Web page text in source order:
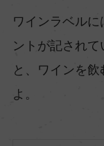
ワインラベル
ントが記され
と、ワインを
よ。